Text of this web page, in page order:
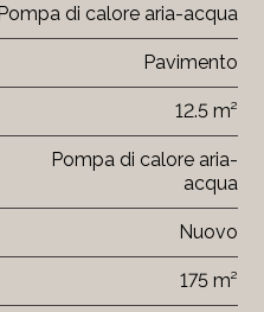
Pompa di calore aria-acqua
Pavimento
12.5 m²
Pompa di calore aria-
acqua
Nuovo
175 m²